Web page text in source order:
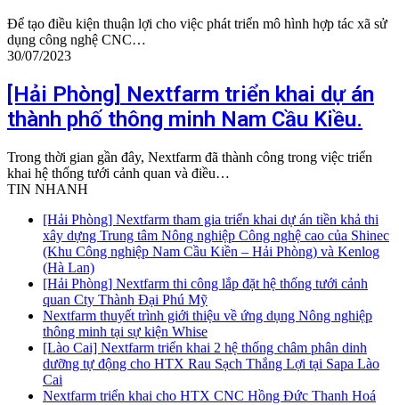
Để tạo điều kiện thuận lợi cho việc phát triển mô hình hợp tác xã sử
dụng công nghệ CNC…
30/07/2023
[Hải Phòng] Nextfarm triển khai dự án
thành phố thông minh Nam Cầu Kiều.
Trong thời gian gần đây, Nextfarm đã thành công trong việc triển
khai hệ thống tưới cảnh quan và điều…
TIN NHANH
[Hải Phòng] Nextfarm tham gia triển khai dự án tiền khả thi
xây dựng Trung tâm Nông nghiệp Công nghệ cao của Shinec
(Khu Công nghiệp Nam Cầu Kiền – Hải Phòng) và Kenlog
(Hà Lan)
[Hải Phòng] Nextfarm thi công lắp đặt hệ thống tưới cảnh
quan Cty Thành Đại Phú Mỹ
Nextfarm thuyết trình giới thiệu về ứng dụng Nông nghiệp
thông minh tại sự kiện Whise
[Lào Cai] Nextfarm triển khai 2 hệ thống châm phân dinh
dưỡng tự động cho HTX Rau Sạch Thắng Lợi tại Sapa Lào
Cai
Nextfarm triển khai cho HTX CNC Hồng Đức Thanh Hoá